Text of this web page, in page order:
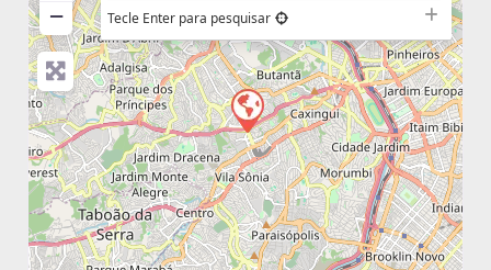
−
Tecle Enter para pesquisar